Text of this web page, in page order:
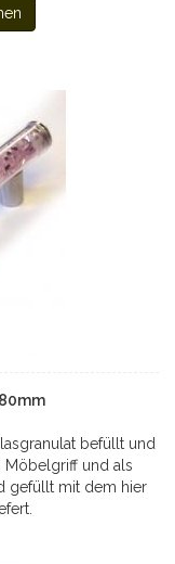
befüllt und
Möbelgriff und als
gefüllt mit dem hier